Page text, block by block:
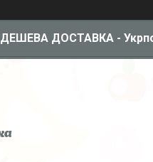
ДЕШЕВА ДОСТАВКА -